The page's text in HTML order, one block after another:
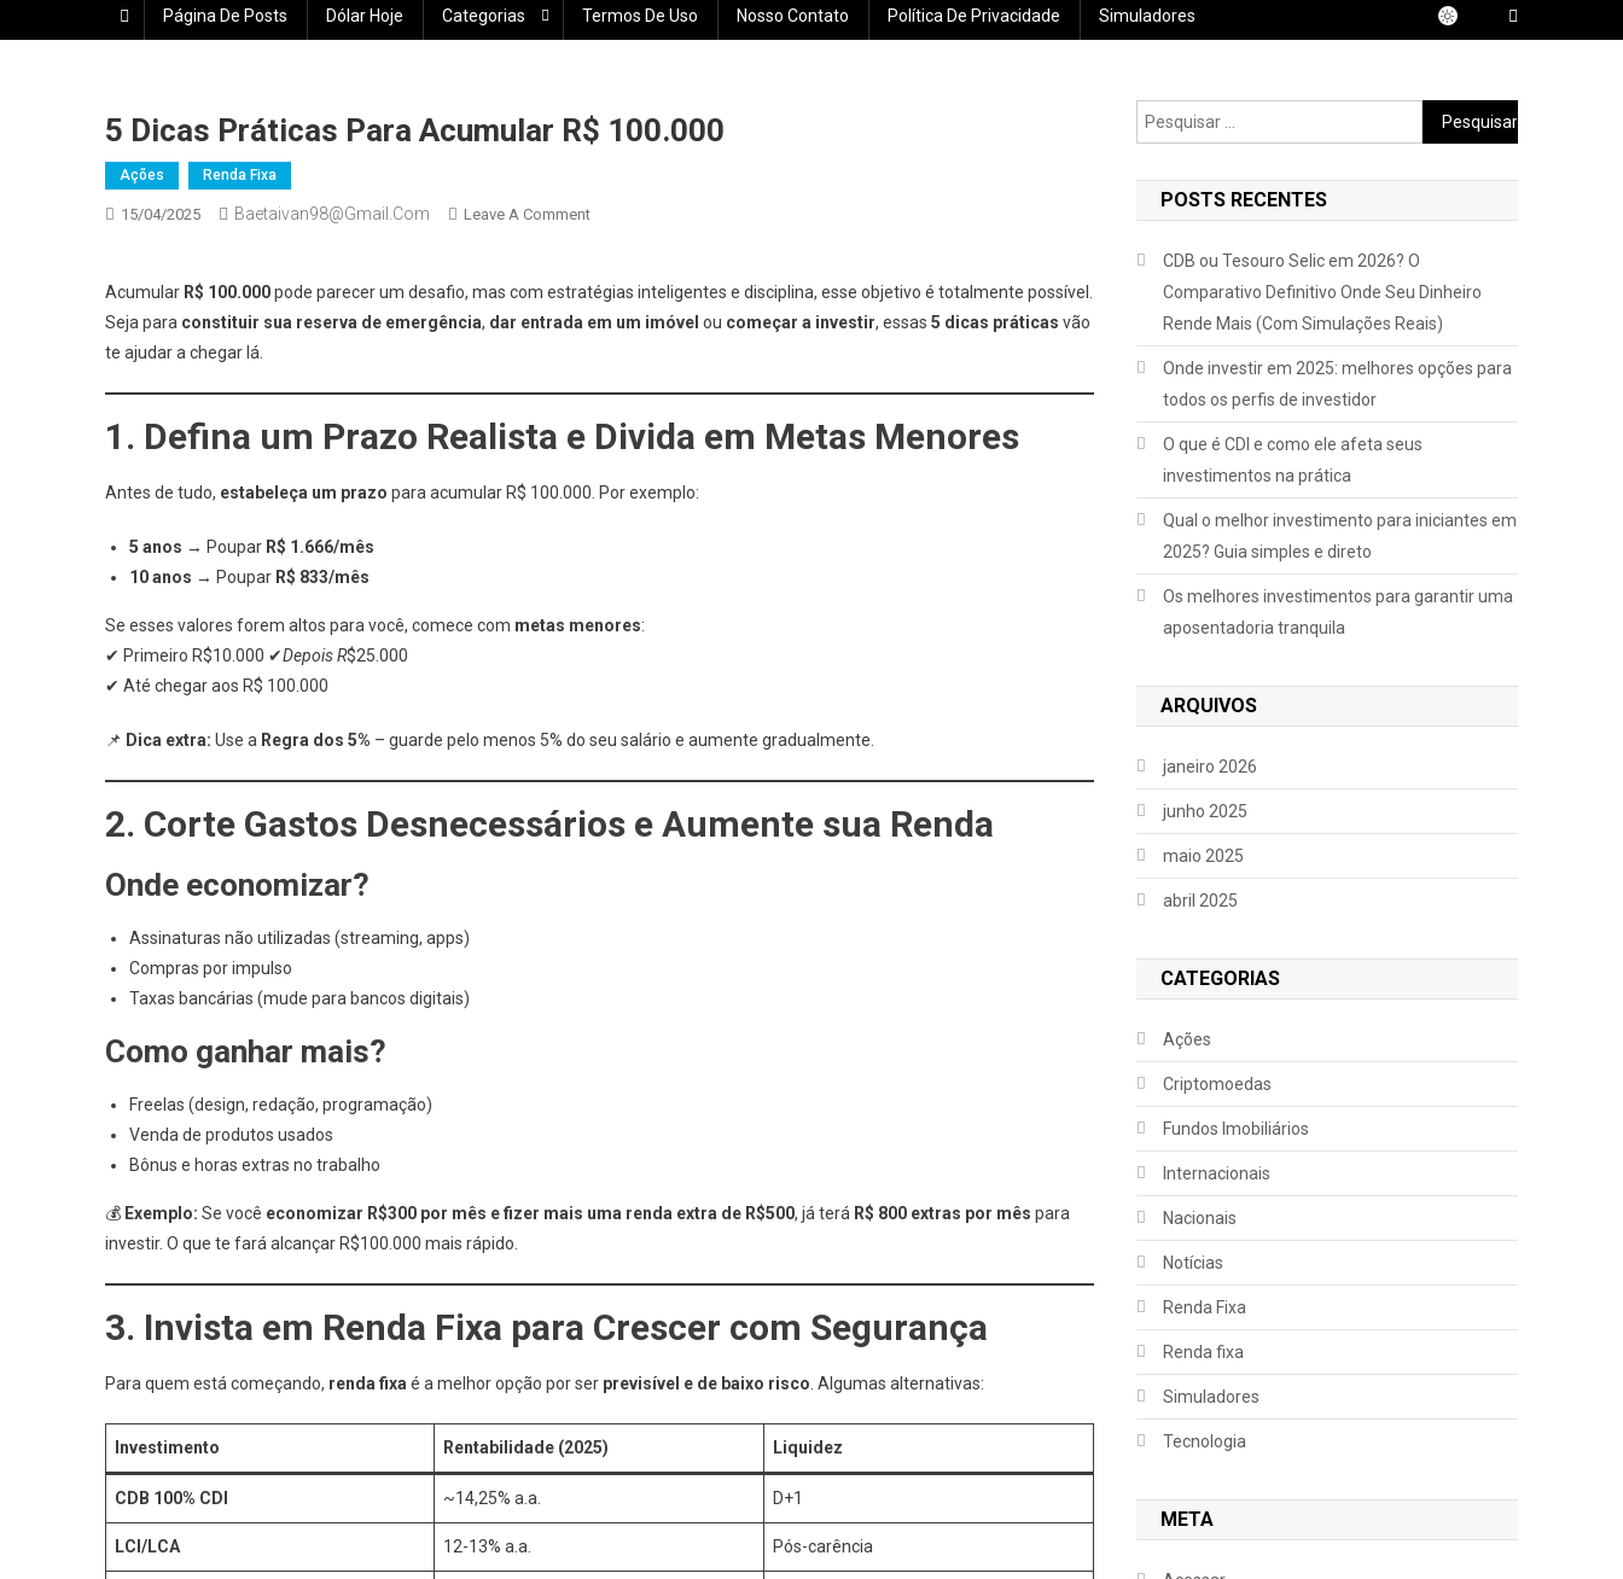
Página De Posts Dólar Hoje Categorias Termos De Uso Nosso Contato Política De Privacidade Simuladores
5 Dicas Práticas Para Acumular R$ 100.000
Ações Renda Fixa
15/04/2025 Baetaivan98@gmail.com Leave A CommentOn
Práticas
Para
Acumular R$ 100.000pode parecer um desafio, mas com estratégias inteligentes e disciplina, esse objetivo é totalmente possível.
Seja para constituir sua reserva de emergência, dar entrada em um imóvel ou começar a investir, essas 5 dicas práticas vão
te ajudar a chegar lá.
1. Defina um Prazo Realista e Divida em Metas Menores
Antes de tudo, estabeleça um prazo para acumular R$ 100.000. Por exemplo:
5 anos → Poupar R$ 1.666/mês
10 anos → Poupar R$ 833/mês
Se esses valores forem altos para você, comece com metas menores:
✔ Primeiro R$10.000 ✔Depois R$25.000
✔ Até chegar aos R$ 100.000
📌 Dica extra: Use a Regra dos 5% – guarde pelo menos 5% do seu salário e aumente gradualmente.
2. Corte Gastos Desnecessários e Aumente sua Renda
Onde economizar?
Assinaturas não utilizadas (streaming, apps)
Compras por impulso
Taxas bancárias (mude para bancos digitais)
Como ganhar mais?
Freelas (design, redação, programação)
Venda de produtos usados
Bônus e horas extras no trabalho
💰 Exemplo: Se você economizar R$300 por mês e fizer mais uma renda extra de R$500, já terá R$ 800 extras por mês para
investir. O que te fará alcançar R$100.000 mais rápido.
3. Invista em Renda Fixa para Crescer com Segurança
Para quem está começando, renda fixa é a melhor opção por ser previsível e de baixo risco . Algumas alternativas:
Investimento Rentabilidade (2025) Liquidez
CDB 100% CDI ~14,25% a.a. D+1
LCI/LCA 12-13% a.a. Pós-carência
Pesquisar
por:
POSTS RECENTES
CDB ou Tesouro Selic em 2026? O
Comparativo Definitivo Onde Seu Dinheiro
Rende Mais (Com Simulações Reais)
Onde investir em 2025: melhores opções para
todos os perfis de investidor
O que é CDI e como ele afeta seus
investimentos na prática
Qual o melhor investimento para iniciantes em
2025? Guia simples e direto
Os melhores investimentos para garantir uma
aposentadoria tranquila
ARQUIVOS
janeiro 2026
junho 2025
maio 2025
abril 2025
CATEGORIAS
Ações
Criptomoedas
Fundos Imobiliários
Internacionais
Nacionais
Notícias
Renda Fixa
Renda fixa
Simuladores
Tecnologia
META